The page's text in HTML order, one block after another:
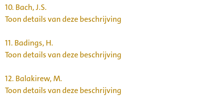
10. Bach, J.S.
Toon details van deze beschrijving
11. Badings, H.
Toon details van deze beschrijving
12. Balakirew, M.
Toon details van deze beschrijving